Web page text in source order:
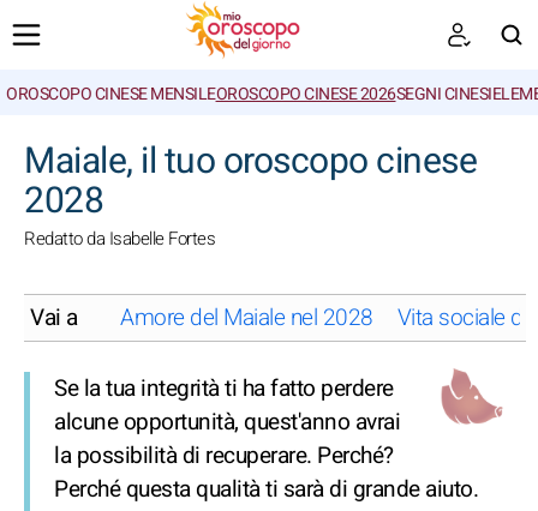
OROSCOPO CINESE MENSILEOROSCOPO CINESE 2026SEGNI CINESI
Maiale, il tuo oroscopo cinese
2028
Redatto da Isabelle Fortes
Vai a Amore del Maiale nel 2028 Vita sociale
Se la tua integrità ti ha fatto perdere
alcune opportunità, quest'anno avrai
la possibilità di recuperare. Perché?
Perché questa qualità ti sarà di grande aiuto.